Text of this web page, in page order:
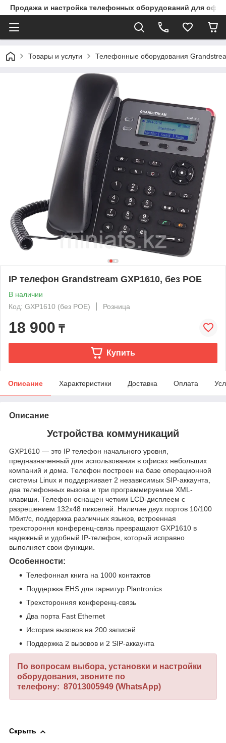
Продажа и настройка телефонных оборудований для
Товары и услуги Телефонные оборудования
IP телефон Grandstream GXP1610, без POE
В наличии
Код: GXP1610 (без POE)
Розница
18 900 ₸
Купить
Описание Характеристики Доставка Оплата
Описание
Устройства коммуникаций
GXP1610 — это IP телефон начального уровня,
предназначенный для использования в офисах небольших
компаний и дома. Телефон построен на базе операционной
системы Linux и поддерживает 2 независимых SIP-аккаунта,
два телефонных вызова и три программируемые XML-
клавиши. Телефон оснащен четким LCD-дисплеем с
разрешением 132x48 пикселей. Наличие двух портов 10/100
Мбит/с, поддержка различных языков, встроенная
трехстороння конференц-связь превращают GXP1610 в
надежный и удобный IP-телефон, который исправно
выполняет свои функции.
Особенности:
Телефонная книга на 1000 контактов
Поддержка EHS для гарнитур Plantronics
Трехсторонняя конференц-связь
Два порта Fast Ethernet
История вызовов на 200 записей
Поддержка 2 вызовов и 2 SIP-аккаунта
По вопросам выбора, установки и настройки
оборудования, звоните по
телефону: 87013005949 (WhatsApp)
Скрыть